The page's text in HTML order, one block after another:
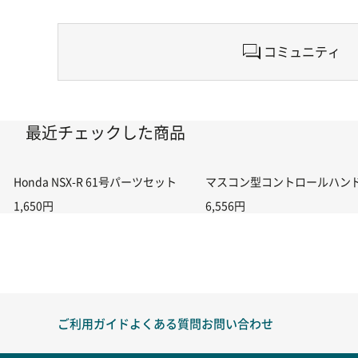
コミュニティ
最近チェックした商品
Honda NSX-R 61号パーツセット
1,650円
マスコン型コントロールハン
6,556円
ご利用ガイドよくある質問お問い合わせ